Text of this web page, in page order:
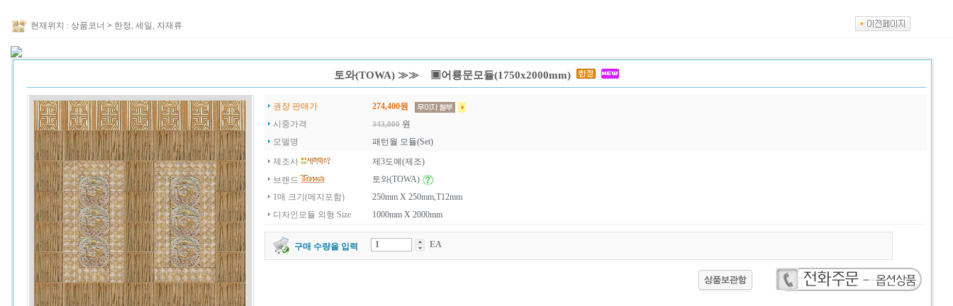
현재위치 : 상품코너 > 한정, 세일, 자재류
토와(TOWA) ≫≫ ▣어룡문모듈(1750x2000mm)
권장 판매가 274,400원
시중가격
343,000 원
모델명
패턴월 모듈(Set)
제조사
제3도예(제조)
브랜드
토와(TOWA)
1매 크기(메지포함)
250mm X 250mm,T12mm
디자인모듈 외형 Size
1000mm X 2000mm
구매 수량을 입력 EA